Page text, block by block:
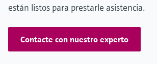
están listos para prestarle asistencia.
Contacte con nuestro experto